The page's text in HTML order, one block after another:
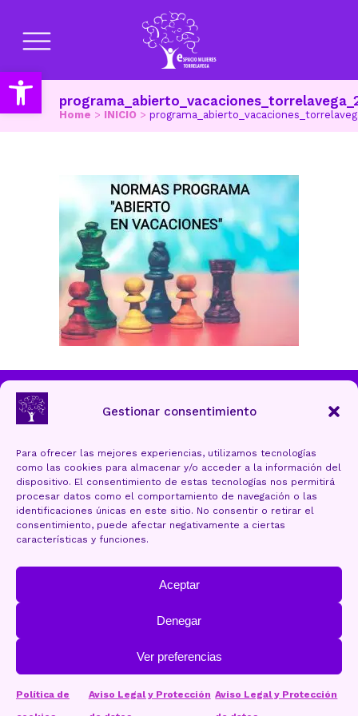
Abrir barra de herramientas
Gestionar consentimiento
Para ofrecer las mejores experiencias, utilizamos tecnologías
como las cookies para almacenar y/o acceder a la información del
dispositivo. El consentimiento de estas tecnologías nos permitirá
procesar datos como el comportamiento de navegación o las
identificaciones únicas en este sitio. No consentir o retirar el
consentimiento, puede afectar negativamente a ciertas
características y funciones.
Aceptar
Denegar
Ver preferencias
Política de
Aviso Legal y Protección Aviso Legal y Protección
Home > INICIO >
Ayuntamiento de Torrelavega
Aviso Legal y Protección de datos
Política de cookies (UE)
Accesibilidad
Mapa Web
Web design:OLEAGA.plus
Contacta